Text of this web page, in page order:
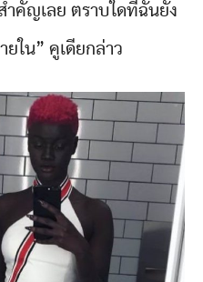
คัญเลย ตราบใดที่ฉันยัง
ยใน” คูเดียกล่าว